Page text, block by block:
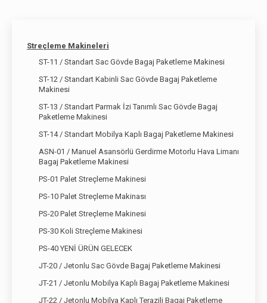
Streçleme Makineleri
ST-11 / Standart Sac Gövde Bagaj Paketleme Makinesi
ST-12 / Standart Kabinli Sac Gövde Bagaj Paketleme
Makinesi
ST-13 / Standart Parmak İzi Tanımlı Sac Gövde Bagaj
Paketleme Makinesi
ST-14 / Standart Mobilya Kaplı Bagaj Paketleme Makinesi
ASN-01 / Manuel Asansörlü Gerdirme Motorlu Hava Limanı
Bagaj Paketleme Makinesi
PS-01 Palet Streçleme Makinesi
PS-10 Palet Streçleme Makinası
PS-20 Palet Streçleme Makinesi
PS-30 Koli Streçleme Makinesi
PS-40 YENİ ÜRÜN GELECEK
JT-20 / Jetonlu Sac Gövde Bagaj Paketleme Makinesi
JT-21 / Jetonlu Mobilya Kaplı Bagaj Paketleme Makinesi
JT-22 / Jetonlu Mobilya Kaplı Terazili Bagaj Paketleme